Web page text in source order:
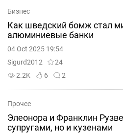
Бизнес
Как шведский бомж стал
алюминиевые банки
04 Oct 2025 19:54
Sigurd2012
24
2.2K
6 2
Прочее
Элеонора и Франклин
супругами, но и кузенами